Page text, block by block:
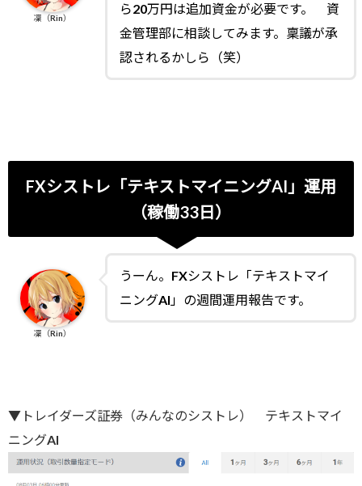
ら20万円は追加資金が必要です。 資
金管理部に相談してみます。稟議が承
認されるかしら（笑）
凜（Rin）
FXシストレ「テキストマイニングAI」運用
（稼働33日）
うーん。FXシストレ「テキストマイ
ニングAI」の週間運用報告です。
凜（Rin）
▼トレイダーズ証券（みんなのシストレ） テキストマイ
ニングAI